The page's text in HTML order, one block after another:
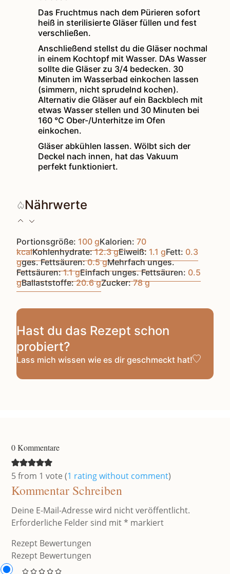
Das Fruchtmus nach dem Pürieren sofort
heiß in sterilisierte Gläser füllen und fest
verschließen.
Anschließend stellst du die Gläser nochmal
in einem Kochtopf mit Wasser. DAs Wasser
sollte die Gläser zu 3/4 bedecken. 30
Minuten im Wasserbad einkochen lassen
(simmern, nicht sprudelnd kochen).
Alternativ die Gläser auf ein Backblech mit
etwas Wasser stellen und 30 Minuten bei
160 °C Ober-/Unterhitze im Ofen
einkochen.
Gläser abkühlen lassen. Wölbt sich der
Deckel nach innen, hat das Vakuum
perfekt funktioniert.
Nährwerte
Portionsgröße: 100 gKalorien:70
kcalKohlenhydrate:12.3 gEiweiß: 1.1 gFett: 0.3
gges. Fettsäuren:0.5 gMehrfach unges.
Fettsäuren:1.1 gEinfach unges. Fettsäuren: 0.5
gBallaststoffe:20.6 gZucker:78 g
Hast du das Rezept schon
probiert?
Lass mich wissen wie es dir geschmeckt hat!
0 Kommentare
5 from 1 vote (1 rating without comment)
Kommentar Schreiben
Deine E-Mail-Adresse wird nicht veröffentlicht.
Erforderliche Felder sind mit* markiert
Rezept Bewertungen
Rezept Bewertungen